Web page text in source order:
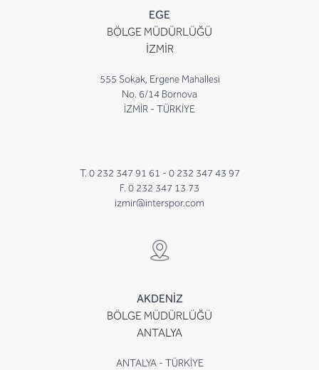
EGE
BÖLGE MÜDÜRLÜĞÜ
İZMİR
555 Sokak, Ergene Mahallesi
No. 6/14 Bornova
İZMİR - TÜRKİYE
T. 0 232 347 91 61 - 0 232 347 43 97
F. 0 232 347 13 73
izmir@interspor.com
AKDENİZ
BÖLGE MÜDÜRLÜĞÜ
ANTALYA
ANTALYA - TÜRKİYE